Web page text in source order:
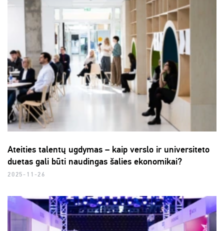
Ateities talentų ugdymas – kaip verslo ir universiteto
duetas gali būti naudingas šalies ekonomikai?
2025-11-26